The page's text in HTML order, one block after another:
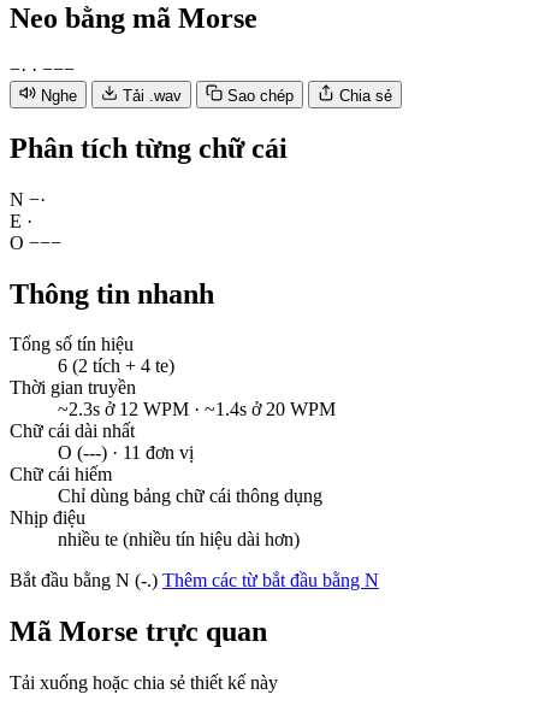
Neo bằng mã Morse
−· · −−−
Nghe Tải .wav Sao chép Chia sẻ
Phân tích từng chữ cái
N −·
E ·
O −−−
Thông tin nhanh
Tổng số tín hiệu
6 (2 tích + 4 te)
Thời gian truyền
~2.3s ở 12 WPM · ~1.4s ở 20 WPM
Chữ cái dài nhất
O (---) · 11 đơn vị
Chữ cái hiếm
Chỉ dùng bảng chữ cái thông dụng
Nhịp điệu
nhiều te (nhiều tín hiệu dài hơn)
Bắt đầu bằng N (-.) Thêm các từ bắt đầu bằng N
Mã Morse trực quan
Tải xuống hoặc chia sẻ thiết kế này